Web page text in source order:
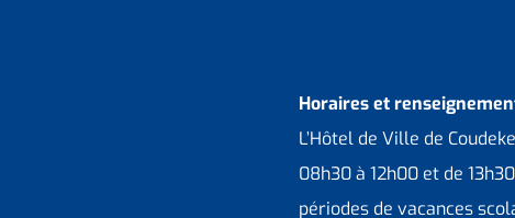
Horaires et
L’Hôtel de Ville de
08h30 à 12h00 et de
périodes de vacances